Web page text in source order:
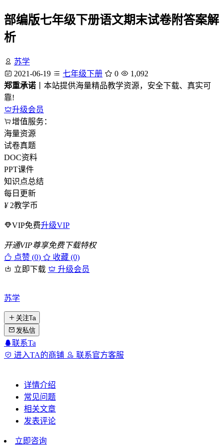
部编版七年级下册语文期末试卷附答案解
析
苏学
2021-06-19
七年级下册 0
1,092
郑重承诺 丨本站提供海量精品教学资源，安全下载、真实可
靠!
升级会员
增值服务：
海量资源
试卷真题
DOC资料
PPT课件
知识点总结
每日更新
¥ 2教学币
VIP免费升级VIP
开通VIP尊享免费下载特权
点赞 (0)
收藏 (0)
立即下载
升级会员
苏学
关注Ta
发私信
联系Ta
进入TA的商铺
联系官方客服
详情介绍
常见问题
相关文章
发表评论
立即咨询